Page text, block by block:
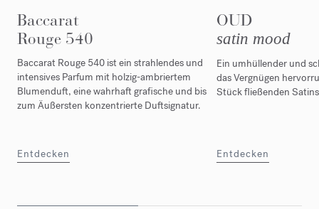
Baccarat
Rouge 540
Baccarat Rouge 540 ist ein strahlendes und
intensives Parfum mit holzig-ambriertem
Blumenduft, eine wahrhaft grafische und bis
zum Äußersten konzentrierte Duftsignatur.
Entdecken
OUD
satin mood
Ein umhüllender und
das Vergnügen
Stück fließenden
Entdecken